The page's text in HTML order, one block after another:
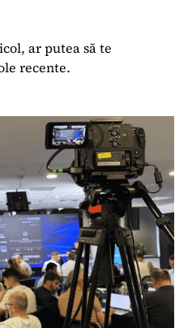
lucrând pentru publicații
Review), iar ulterior a
internaționale, inclusiv
ar putea să te
recente.